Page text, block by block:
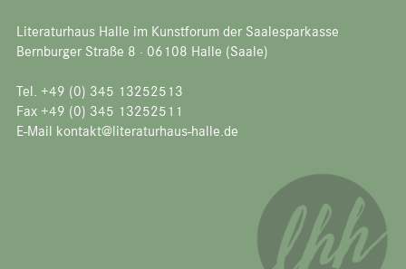
Literaturhaus Halle im Kunstforum der Saalesparkasse
Bernburger Straße 8 · 06108 Halle (Saale)
Tel. +49 (0) 345 13252513
Fax +49 (0) 345 13252511
E-Mail kontakt@literaturhaus-halle.de